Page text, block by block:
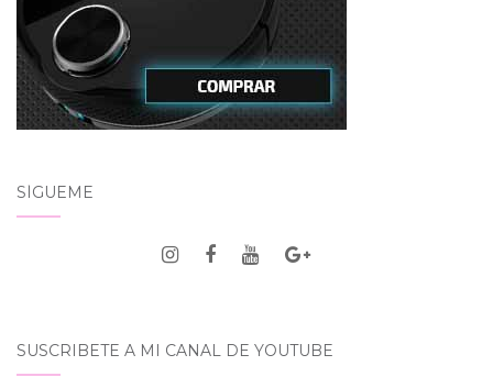
SÍGUEME
SUSCRIBETE A MI CANAL DE YOUTUBE